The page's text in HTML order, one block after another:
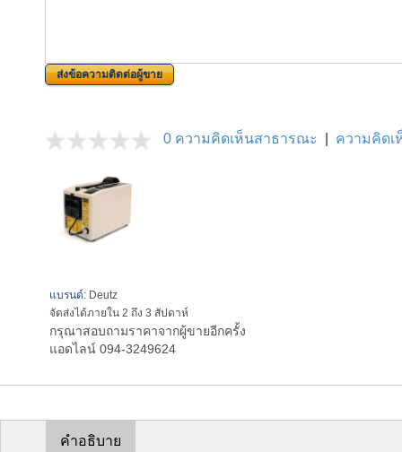
ส่งข้อความติดต่อผู้ขาย
0 ความคิดเห็นสาธารณะ ความคิดเ
แบรนด์: Deutz
จัดส่งได้ภายใน 2 ถึง 3 สัปดาห์
กรุณาสอบถามราคาจากผู้ขายอีกครั้ง
แอดไลน์ 094-3249624
คำอธิบาย